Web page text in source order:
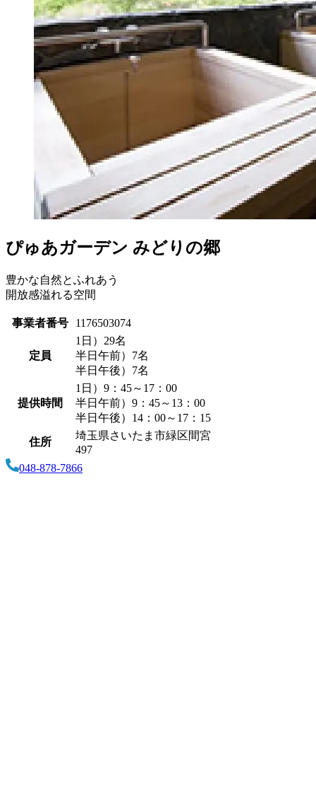
ぴゅあガーデン みどりの郷
豊かな自然とふれあう
開放感溢れる空間
事業者番号 1176503074
定員
1日）29名
半日午前）7名
半日午後）7名
提供時間
1日）9：45～17：00
半日午前）9：45～13：00
半日午後）14：00～17：15
住所
埼玉県さいたま市緑区間宮
497
048-878-7866